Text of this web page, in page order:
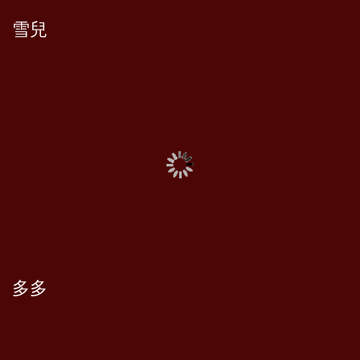
雪兒
多多